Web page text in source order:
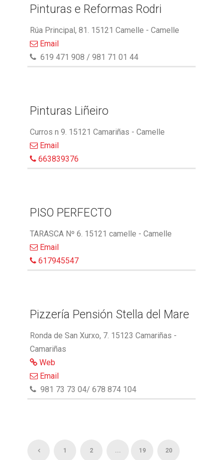
Pinturas e Reformas Rodri
Rúa Principal, 81. 15121 Camelle - Camelle
Email
619 471 908 / 981 71 01 44
Pinturas Liñeiro
Curros n 9. 15121 Camariñas - Camelle
Email
663839376
PISO PERFECTO
TARASCA Nº 6. 15121 camelle - Camelle
Email
617945547
Pizzería Pensión Stella del Mare
Ronda de San Xurxo, 7. 15123 Camariñas -
Camariñas
Web
Email
981 73 73 04/ 678 874 104
1 2 ... 19 20